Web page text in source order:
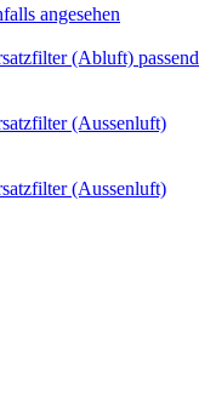
angesehen
(Abluft) passend
(Aussenluft)
(Aussenluft)